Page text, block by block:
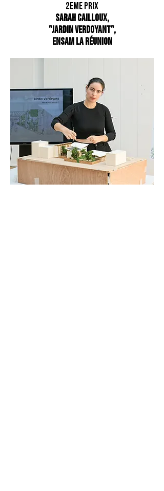
2eME prix
Sarah CAILLOUX,
"Jardin Verdoyant",
ENSAM La Réunion